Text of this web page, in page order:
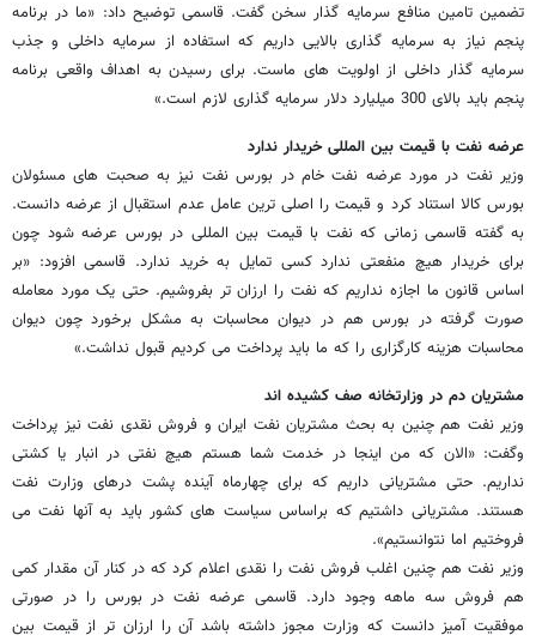
تضمین تامین منافع سرمایه گذار سخن گفت. قاسمی توضیح داد: «ما در برنامه
پنجم نیاز به سرمایه گذاری بالایی داریم که استفاده از سرمایه داخلی و جذب
سرمایه گذار داخلی از اولویت های ماست. برای رسیدن به اهداف واقعی برنامه
پنجم باید بالای 300 میلیارد دلار سرمایه گذاری لازم است.»
عرضه نفت با قیمت بین المللی خریدار ندارد
وزیر نفت در مورد عرضه نفت خام در بورس نفت نیز به صحبت های مسئولان
بورس کالا استناد کرد و قیمت را اصلی ترین عامل عدم استقبال از عرضه دانست.
به گفته قاسمی زمانی که نفت با قیمت بین المللی در بورس عرضه شود چون
برای خریدار هیچ منفعتی ندارد کسی تمایل به خرید ندارد. قاسمی افزود: «بر
اساس قانون ما اجازه نداریم که نفت را ارزان تر بفروشیم. حتی یک مورد معامله
صورت گرفته در بورس هم در دیوان محاسبات به مشکل برخورد چون دیوان
محاسبات هزینه کارگزاری را که ما باید پرداخت می کردیم قبول نداشت.»
مشتریان دم در وزارتخانه صف کشیده اند
وزیر نفت هم چنین به بحث مشتریان نفت ایران و فروش نقدی نفت نیز پرداخت
وگفت: «الان که من اینجا در خدمت شما هستم هیچ نفتی در انبار یا کشتی
نداریم. حتی مشتریانی داریم که برای چهارماه آینده پشت درهای وزارت نفت
هستند. مشتریانی داشتیم که براساس سیاست های کشور باید به آنها نفت می
فروختیم اما نتوانستیم».
وزیر نفت هم چنین اغلب فروش نفت را نقدی اعلام کرد که در کنار آن مقدار کمی
هم فروش سه ماهه وجود دارد. قاسمی عرضه نفت در بورس را در صورتی
موفقیت آمیز دانست که وزارت مجوز داشته باشد آن را ارزان تر از قیمت بین